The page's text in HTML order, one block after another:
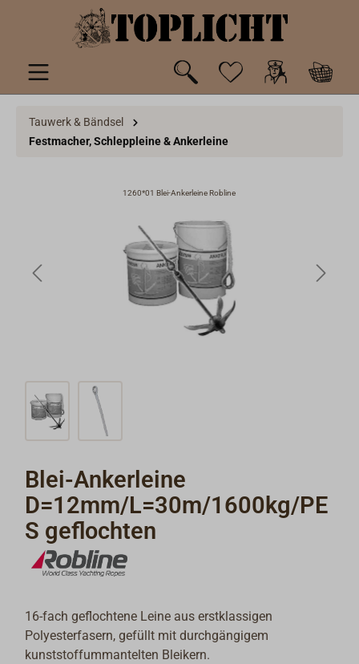
springen
Tauwerk & Bändsel
Festmacher, Schleppleine & Ankerleine
1260*01 Blei-Ankerleine Robline
Blei-Ankerleine
D=12mm/L=30m/1600kg/PE
S geflochten
16-fach geflochtene Leine aus erstklassigen
Polyesterfasern, gefüllt mit durchgängigem
kunststoffummantelten Bleikern.